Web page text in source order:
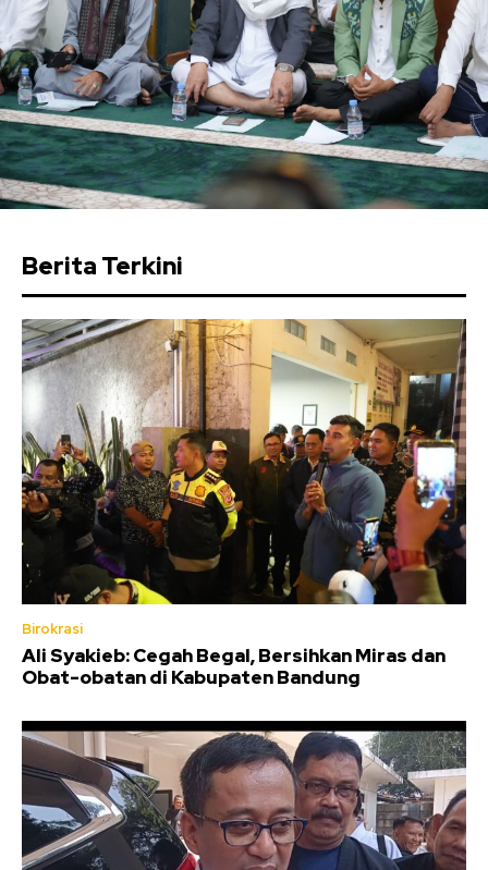
Berita Terkini
Birokrasi
Ali Syakieb: Cegah Begal, Bersihkan Miras dan
Obat-obatan di Kabupaten Bandung